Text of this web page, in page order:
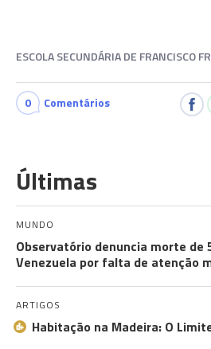
ESCOLA SECUNDÁRIA DE FRANCISCO
0 Comentários
Últimas
MUNDO
Observatório denuncia morte de
Venezuela por falta de atenção
ARTIGOS
Habitação na Madeira: O